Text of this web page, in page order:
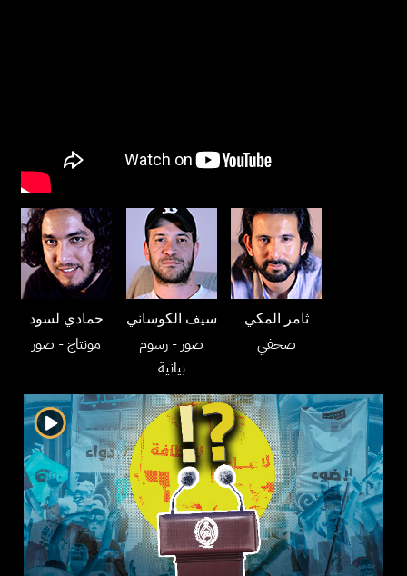
حمادي لسود
مونتاج- صور
سيف الكوساني
صور - رسوم
بيانية
ثامر المكي
صحفي